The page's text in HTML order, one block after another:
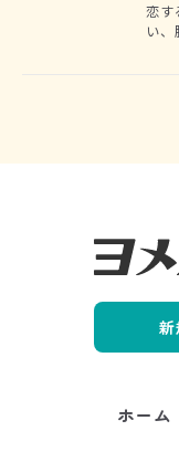
恋す
い
は
新
ホーム